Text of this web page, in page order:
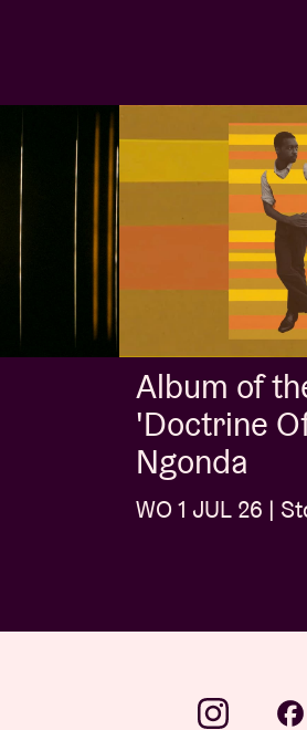
Album of
'Doctrine
Ngonda
WO 1 JUL 26 |